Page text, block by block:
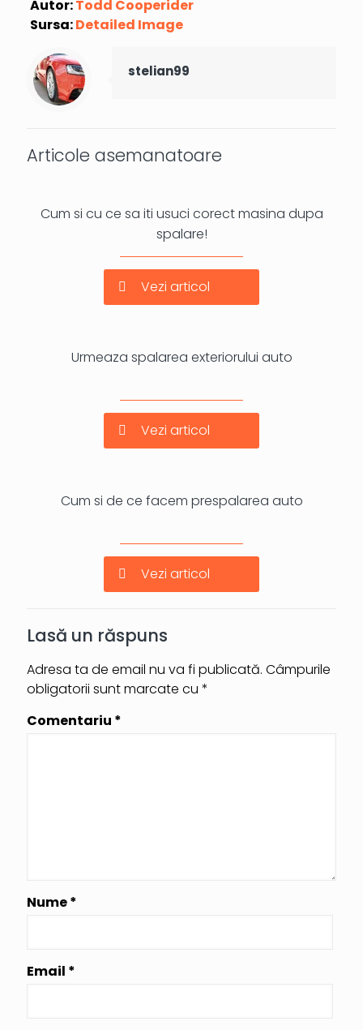
Autor:Todd Cooperider
Sursa:Detailed Image
stelian99
Articole asemanatoare
Cum si cu ce sa iti usuci corect masina dupa
spalare!
Vezi articol
Urmeaza spalarea exteriorului auto
Vezi articol
Cum si de ce facem prespalarea auto
Vezi articol
Lasă un răspuns
Adresa ta de email nu va fi publicată. Câmpurile
obligatorii sunt marcate cu *
Comentariu *
Nume*
Email *